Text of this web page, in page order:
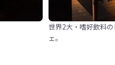
世界2大・嗜好飲料
ェ。